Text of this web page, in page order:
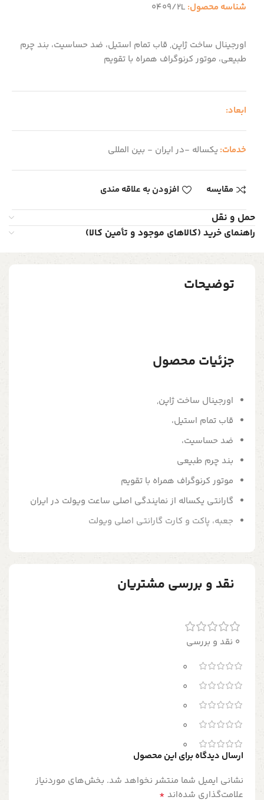
شناسه محصول: 0409/2L
اورجینال ساخت ژاپن, قاب تمام استیل، ضد حساسیت، بند چرم
طبیعی، موتور کرنوگراف همراه با تقویم
ابعاد:
خدمات: یکساله -در ایران - بین المللی
مقایسه افزودن به علاقه مندی
حمل و نقل
راهنمای خرید (کالاهای موجود و تأمین کالا)
توضیحات
جزئیات محصول
اورجینال ساخت ژاپن,
قاب تمام استیل،
ضد حساسیت،
بند چرم طبیعی
موتور کرنوگراف همراه با تقویم
گارانتی یکساله از نمایندگی اصلی ساعت ویولت در ایران
جعبه، پاکت و کارت گارانتی اصلی ویولت
نقد و بررسی مشتریان
0 نقد و بررسی
0
0
0
0
0
ارسال دیدگاه برای این محصول
نشانی ایمیل شما منتشر نخواهد شد. بخش‌های موردنیاز
علامت‌گذاری شده‌اند *